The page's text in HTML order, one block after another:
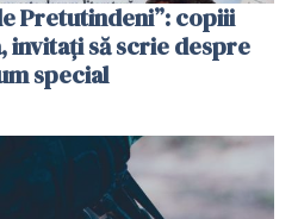
Pretutindeni”: copiii
invitați să scrie despre
special